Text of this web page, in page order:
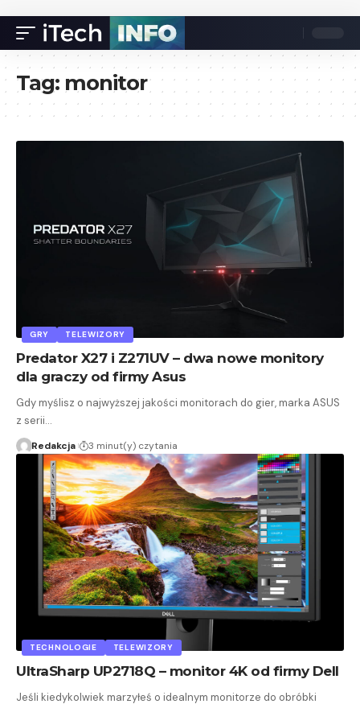
Tag: monitor
GRY TELEWIZORY
Predator X27 i Z271UV – dwa nowe monitory
dla graczy od firmy Asus
Gdy myślisz o najwyższej jakości monitorach do gier, marka ASUS
z serii…
Redakcja 3 minut(y) czytania
TECHNOLOGIE TELEWIZORY
UltraSharp UP2718Q – monitor 4K od firmy Dell
Jeśli kiedykolwiek marzyłeś o idealnym monitorze do obróbki